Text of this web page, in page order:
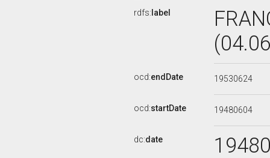
rdfs: label
ocd:endDate 19530624
ocd:startDate 19480604
dc:date